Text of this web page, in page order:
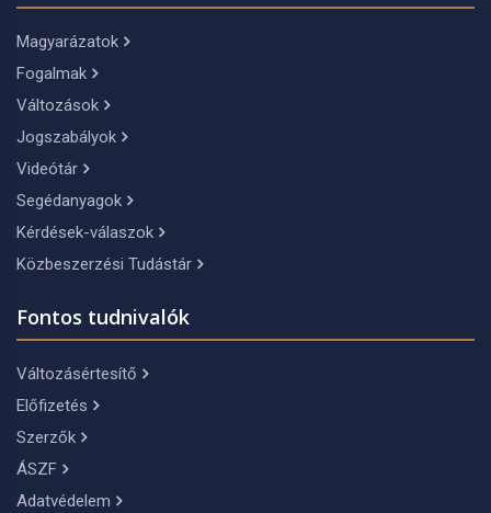
Magyarázatok
Fogalmak
Változások
Jogszabályok
Videótár
Segédanyagok
Kérdések-válaszok
Közbeszerzési Tudástár
Fontos tudnivalók
Változásértesítő
Előfizetés
Szerzők
ÁSZF
Adatvédelem